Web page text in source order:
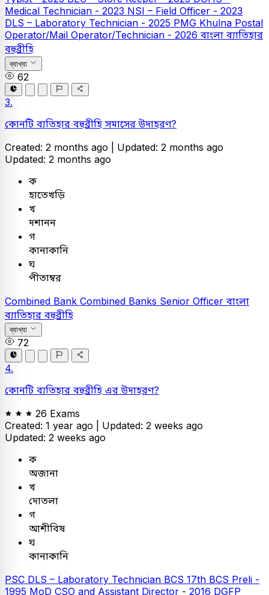
Medical Technician - 2023 NSI – Field Officer - 2023
DLS – Laboratory Technician - 2025 PMG Khulna Postal
Operator/Mail Operator/Technician - 2026 বাংলা ব্যাতিহার
বহুব্রীহি
ব্যাখ্যা
62
3.
কোনটি ব্যতিহার বহুব্রীহি সমাসের উদাহরণ?
Created: 2 months ago | Updated: 2 months ago
Updated: 2 months ago
ক
হাতেখড়ি
খ
দশানন
গ
কানাকানি
ঘ
পীতাম্বর
Combined Bank Combined Banks Senior Officer বাংলা
ব্যাতিহার বহুব্রীহি
ব্যাখ্যা
72
4.
কোনটি ব্যতিহার বহুব্রীহি এর উদাহরণ?
26 Exams
Created: 1 year ago | Updated: 2 weeks ago
Updated: 2 weeks ago
ক
অজানা
খ
দোতলা
গ
আশীবিষ
ঘ
কানাকানি
PSC DLS – Laboratory Technician BCS 17th BCS Preli -
1995 MoD CSO and Assistant Director - 2016 DGFP